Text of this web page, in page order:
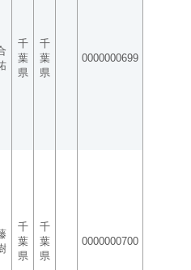
千
葉
県
千
葉
県
0000000699
千
葉
県
千
葉
県
0000000700